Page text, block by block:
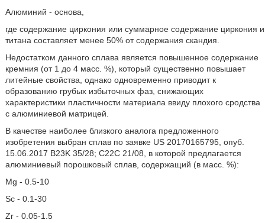
Алюминий - основа,
где содержание циркония или суммарное содержание циркония и
титана составляет менее 50% от содержания скандия.
Недостатком данного сплава является повышенное содержание
кремния (от 1 до 4 масс. %), который существенно повышает
литейные свойства, однако одновременно приводит к
образованию грубых избыточных фаз, снижающих
характеристики пластичности материала ввиду плохого сродства
с алюминиевой матрицей.
В качестве наиболее близкого аналога предложенного
изобретения выбран сплав по заявке US 20170165795, опуб.
15.06.2017 В23K 35/28; С22С 21/08, в которой предлагается
алюминиевый порошковый сплав, содержащий (в масс. %):
Mg - 0.5-10
Sc - 0.1-30
Zr - 0.05-1.5